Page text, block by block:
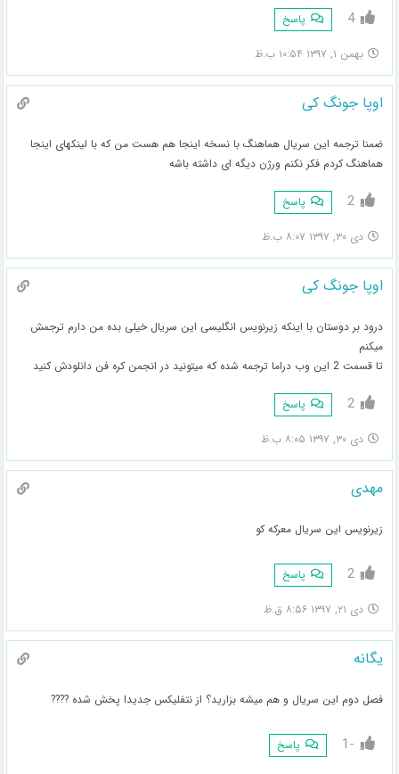
4 پاسخ
بهمن ۱, ۱۳۹۷ ۱۰:۵۴ ب.ظ
اوپا جونگ کی
ضمنا ترجمه این سریال هماهنگ با نسخه اینجا هم هست من که با لینکهای اینجا
هماهنگ کردم فکر نکنم ورژن دیگه ای داشته باشه
2 پاسخ
دی ۳۰, ۱۳۹۷ ۸:۰۷ ب.ظ
اوپا جونگ کی
درود بر دوستان با اینکه زیرنویس انگلیسی این سریال خیلی بده من دارم ترجمش
میکنم
تا قسمت 2 این وب دراما ترجمه شده که میتونید در انجمن کره فن دانلودش کنید
2 پاسخ
دی ۳۰, ۱۳۹۷ ۸:۰۵ ب.ظ
مهدی
زیرنویس این سریال معرکه کو
2 پاسخ
دی ۲۱, ۱۳۹۷ ۸:۵۶ ق.ظ
یگانه
فصل دوم این سریال و هم میشه بزارید؟ از نتفلیکس جدیدا پخش شده ????
-1 پاسخ